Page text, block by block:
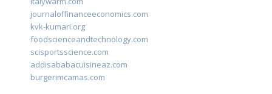
journaloffinanceeconomics.com
kvk-kumari.org
foodscienceandtechnology.com
scisportsscience.com
addisababacuisineaz.com
burgerimcamas.com